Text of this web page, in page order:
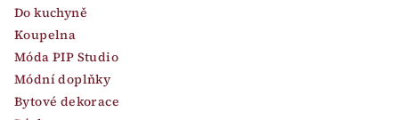
Do kuchyně
Koupelna
Móda PIP Studio
Módní doplňky
Bytové dekorace